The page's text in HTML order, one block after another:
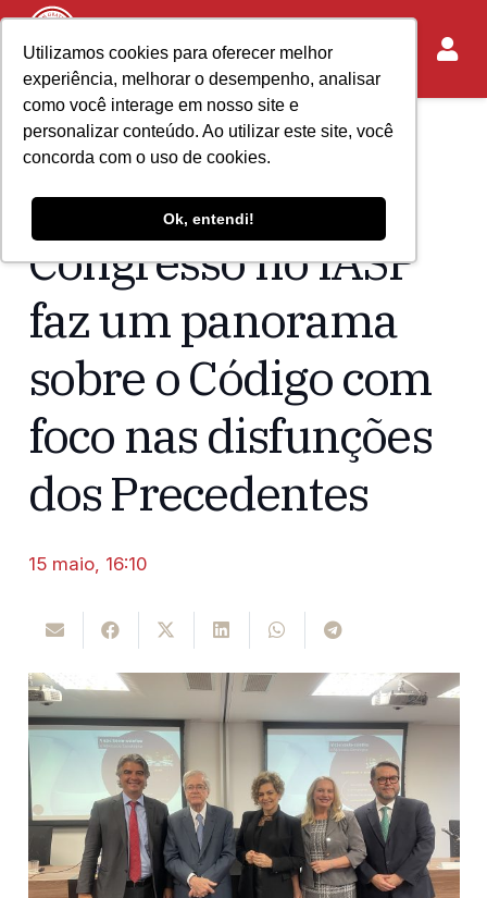
Utilizamos cookies para oferecer melhor
experiência, melhorar o desempenho, analisar
como você interage em nosso site e
personalizar conteúdo. Ao utilizar este site, você
concorda com o uso de cookies.
Ok, entendi!
Home Acontece no IASP
10 anos de CPC:
Congresso no IASP
faz um panorama
sobre o Código com
foco nas disfunções
dos Precedentes
15 maio, 16:10